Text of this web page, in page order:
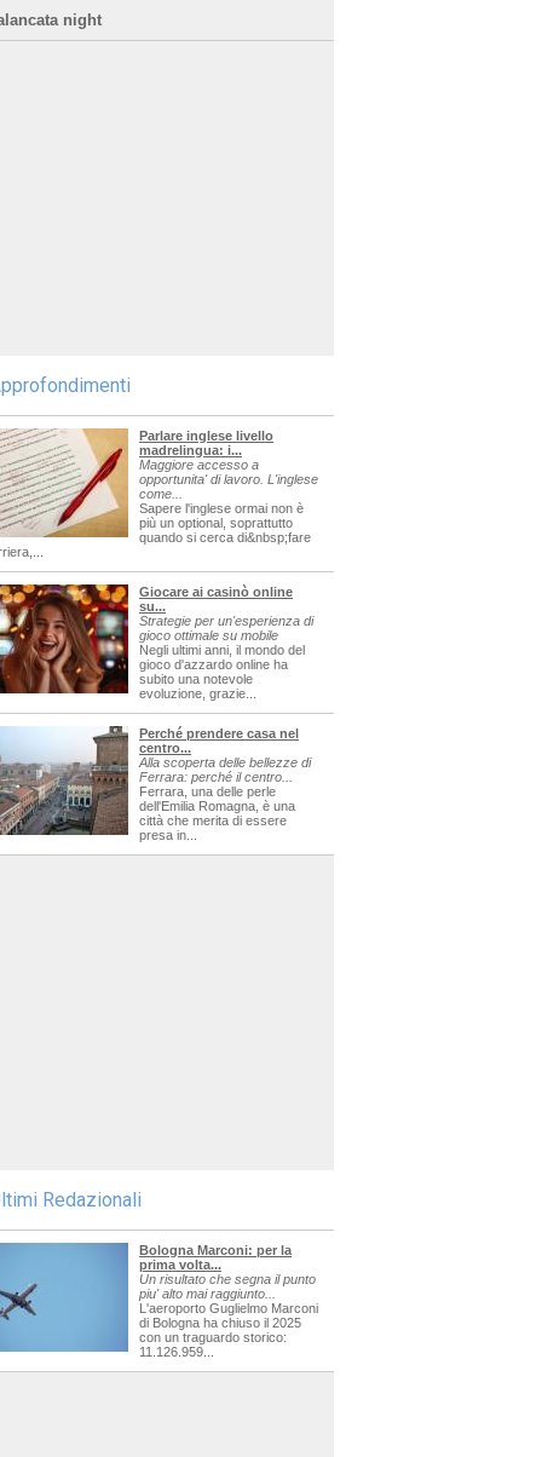
night
Parlare inglese livello
madrelingua: i...
Maggiore accesso a
opportunita' di lavoro. L'inglese
come...
Sapere l'inglese ormai non è
più un optional, soprattutto
quando si cerca di&nbsp;fare
Giocare ai casinò online
su...
Strategie per un'esperienza di
gioco ottimale su mobile
Negli ultimi anni, il mondo del
gioco d'azzardo online ha
subito una notevole
evoluzione, grazie...
Perché prendere casa nel
centro...
Alla scoperta delle bellezze di
Ferrara: perché il centro...
Ferrara, una delle perle
dell'Emilia Romagna, è una
città che merita di essere
presa in...
Redazionali
Bologna Marconi: per la
prima volta...
Un risultato che segna il punto
piu' alto mai raggiunto...
L'aeroporto Guglielmo Marconi
di Bologna ha chiuso il 2025
con un traguardo storico:
11.126.959...